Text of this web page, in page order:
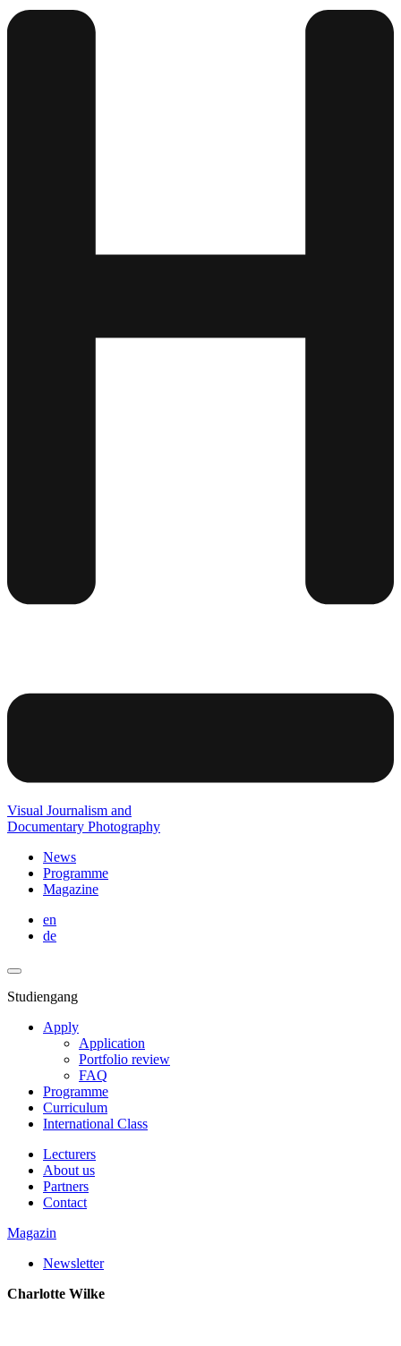
Visual Journalism and
Documentary Photography
News
Programme
Magazine
en
de
Studiengang
Apply
Application
Portfolio review
FAQ
Programme
Curriculum
International Class
Lecturers
About us
Partners
Contact
Magazin
Newsletter
Charlotte Wilke